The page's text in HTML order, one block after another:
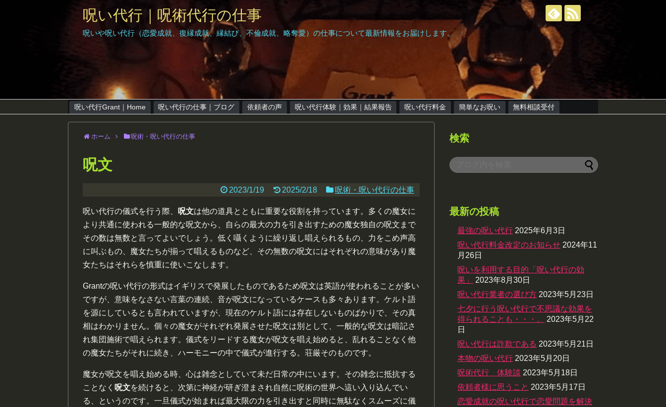
呪い代行｜呪術代行の仕事
呪いや呪い代行（恋愛成就、復縁成就、縁結び、不倫成就、略奪愛）の仕事について最新情報をお届けします。
呪い代行Grant｜Home 呪い代行の仕事｜ブログ 依頼者の声 呪い代行体験｜効果｜結果報告 呪い代行料金 簡単なお呪い 無料相談受付
ホーム 呪術・呪い代行の仕事
呪文
2023/1/19 2025/2/18 呪術・呪い代行の仕事
呪い代行の儀式を行う際、 呪文は他の道具とともに重要な役割を持っています。多くの魔女に
より共通に使われる一般的な呪文から、自らの最大の力を引き出すための魔女独自の呪文まで
その数は無数と言ってよいでしょう。低く囁くように繰り返し唱えられるもの、力をこめ声高
に叫ぶもの、魔女たちが揃って唱えるものなど、その無数の呪文にはそれぞれの意味があり魔
女たちはそれらを慎重に使いこなします。
Grantの呪い代行の形式はイギリスで発展したものであるため呪文は英語が使われることが多い
ですが、意味をなさない言葉の連続、音が呪文になっているケースも多々あります。ケルト語
を源にしているとも言われていますが、現在のケルト語には存在しないものばかりで、その真
相はわかりません。個々の魔女がそれぞれ発展させた呪文は別として、一般的な呪文は暗記さ
れ集団施術で唱えられます。儀式をリードする魔女が呪文を唱え始めると、乱れることなく他
の魔女たちがそれに続き、ハーモニーの中で儀式が進行する。荘厳そのものです。
魔女が呪文を唱え始める時、心は雑念としていて未だ日常の中にいます。その雑念に抵抗する
ことなく 呪文を続けると、次第に神経が研ぎ澄まされ自然に呪術の世界へ這い入り込んでい
る、というのです。一旦儀式が始まれば最大限の力を引き出すと同時に無駄なくスムーズに儀
検索
最新の投稿
最強の呪い代行 2025年6月3日
呪い代行料金改定のお知らせ 2024年11
月26日
呪いを利用する目的「呪い代行の効
果」
2023年8月30日
呪い代行業者の選び方 2023年5月23日
七夕に行う呪い代行で不思議な効果を
得られることも・・・。
2023年5月22
日
呪い代行は詐欺である 2023年5月21日
本物の呪い代行 2023年5月20日
呪術代行 体験談 2023年5月18日
依頼者様に思うこと 2023年5月17日
恋愛成就の呪い代行で恋愛問題を解決
呪い代行Grant｜Home
呪い代行の仕事｜ブログ
依頼者の声
呪い代行体験｜効果｜結果報告